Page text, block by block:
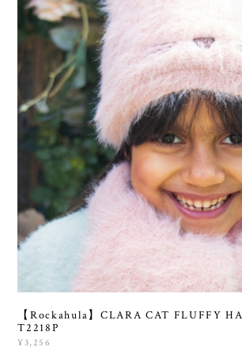
【Rockahula】CLARA CAT FLUFFY
T2218P
¥3,256